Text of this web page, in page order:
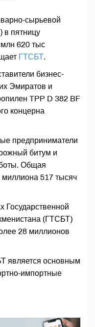
сырьевой
в пятницу
620 тыс
ГТСБТ.
бизнес-
Эмиратов и
TPP D 382 BF
концерна
предприниматели
битум и
Общая
миллиона 517 тысяч
Государственной
(ГТСБТ)
28 миллионов
является основным
импортные